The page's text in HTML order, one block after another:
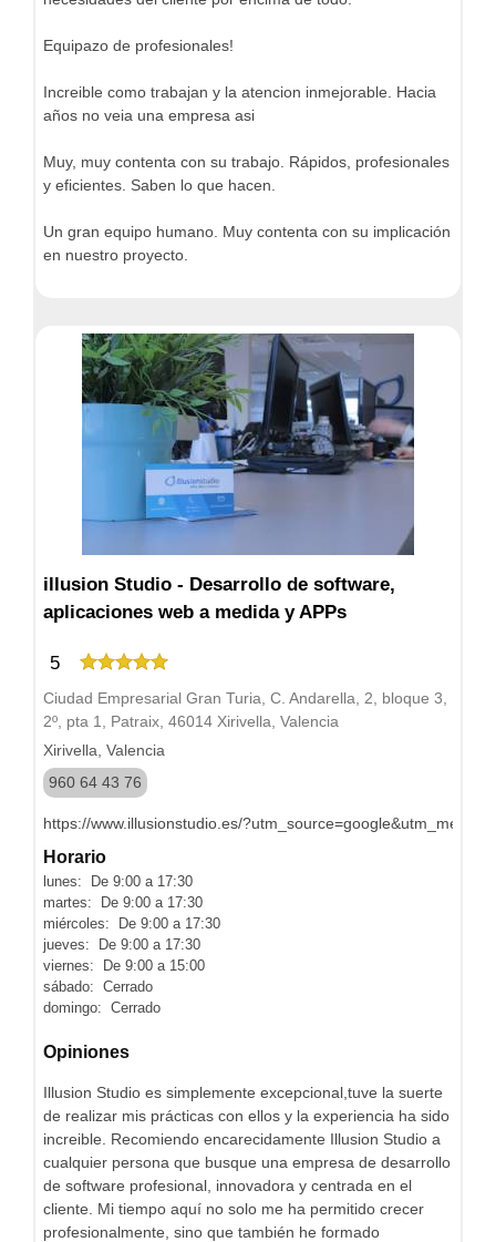
Equipazo de profesionales!
Increible como trabajan y la atencion inmejorable. Hacia
años no veia una empresa asi
Muy, muy contenta con su trabajo. Rápidos, profesionales
y eficientes. Saben lo que hacen.
Un gran equipo humano. Muy contenta con su implicación
en nuestro proyecto.
illusion Studio - Desarrollo de software,
aplicaciones web a medida y APPs
5
Ciudad Empresarial Gran Turia, C. Andarella, 2, bloque 3,
2º, pta 1, Patraix, 46014 Xirivella, Valencia
Xirivella, Valencia
960 64 43 76
https://www.illusionstudio.es/
Horario
lunes: De 9:00 a 17:30
martes: De 9:00 a 17:30
miércoles: De 9:00 a 17:30
jueves: De 9:00 a 17:30
viernes: De 9:00 a 15:00
sábado: Cerrado
domingo: Cerrado
Opiniones
Illusion Studio es simplemente excepcional,tuve la suerte
de realizar mis prácticas con ellos y la experiencia ha sido
increible. Recomiendo encarecidamente Illusion Studio a
cualquier persona que busque una empresa de desarrollo
de software profesional, innovadora y centrada en el
cliente. Mi tiempo aquí no solo me ha permitido crecer
profesionalmente, sino que también he formado